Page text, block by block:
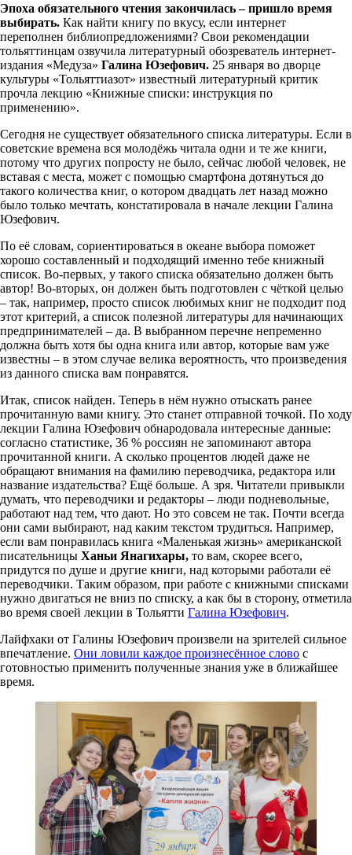
Эпоха обязательного чтения закончилась – пришло время
выбирать. Как найти книгу по вкусу, если интернет
переполнен библиопредложениями? Свои рекомендации
тольяттинцам озвучила литературный обозреватель интернет-
издания «Медуза» Галина Юзефович. 25 января во дворце
культуры «Тольяттиазот» известный литературный критик
прочла лекцию «Книжные списки: инструкция по
применению».
Сегодня не существует обязательного списка литературы. Если в
советские времена вся молодёжь читала одни и те же книги,
потому что других попросту не было, сейчас любой человек, не
вставая с места, может с помощью смартфона дотянуться до
такого количества книг, о котором двадцать лет назад можно
было только мечтать, констатировала в начале лекции Галина
Юзефович.
По её словам, сориентироваться в океане выбора поможет
хорошо составленный и подходящий именно тебе книжный
список. Во-первых, у такого списка обязательно должен быть
автор! Во-вторых, он должен быть подготовлен с чёткой целью
– так, например, просто список любимых книг не подходит под
этот критерий, а список полезной литературы для начинающих
предпринимателей – да. В выбранном перечне непременно
должна быть хотя бы одна книга или автор, которые вам уже
известны – в этом случае велика вероятность, что произведения
из данного списка вам понравятся.
Итак, список найден. Теперь в нём нужно отыскать ранее
прочитанную вами книгу. Это станет отправной точкой. По ходу
лекции Галина Юзефович обнародовала интересные данные:
согласно статистике, 36 % россиян не запоминают автора
прочитанной книги. А сколько процентов людей даже не
обращают внимания на фамилию переводчика, редактора или
название издательства? Ещё больше. А зря. Читатели привыкли
думать, что переводчики и редакторы – люди подневольные,
работают над тем, что дают. Но это совсем не так. Почти всегда
они сами выбирают, над каким текстом трудиться. Например,
если вам понравилась книга «Маленькая жизнь» американской
писательницы Ханьи Янагихары, то вам, скорее всего,
придутся по душе и другие книги, над которыми работали её
переводчики. Таким образом, при работе с книжными списками
нужно двигаться не вниз по списку, а как бы в сторону, отметила
во время своей лекции в Тольятти Галина Юзефович.
Лайфхаки от Галины Юзефович произвели на зрителей сильное
впечатление. Они ловили каждое произнесённое слово с
готовностью применить полученные знания уже в ближайшее
время.